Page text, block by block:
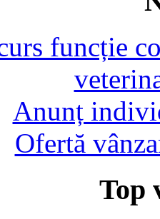
funcție
Anunț
Ofertă
Top